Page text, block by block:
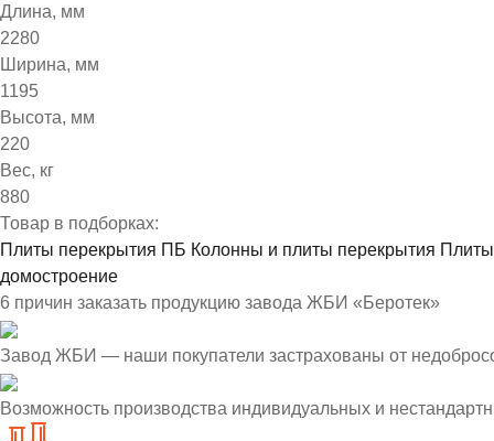
Длина, мм
2280
Ширина, мм
1195
Высота, мм
220
Вес, кг
880
Товар в подборках:
Плиты перекрытия ПБ Колонны и плиты перекрытия
домостроение
6 причин заказать продукцию завода ЖБИ «Беротек»
Завод ЖБИ — наши покупатели застрахованы от
Возможность производства индивидуальных и